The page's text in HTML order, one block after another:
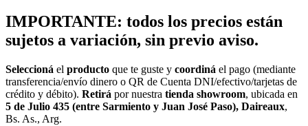
IMPORTANTE: todos los precios están
sujetos a variación, sin previo aviso.
Seleccioná el producto que te guste y coordiná el pago (mediante
transferencia/envío dinero o QR de Cuenta DNI/efectivo/tarjetas de
crédito y débito). Retirá por nuestra tienda showroom, ubicada en
5 de Julio 435 (entre Sarmiento y Juan José Paso), Daireaux,
Bs. As., Arg.